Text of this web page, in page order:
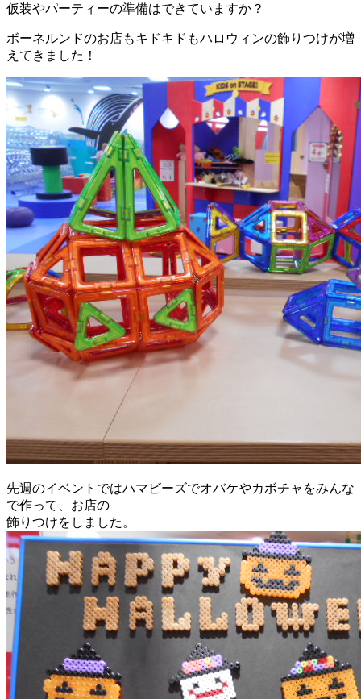
仮装やパーティーの準備はできていますか？
ボーネルンドのお店もキドキドもハロウィンの飾りつけが増
えてきました！
先週のイベントではハマビーズでオバケやカボチャをみんな
で作って、お店の
飾りつけをしました。